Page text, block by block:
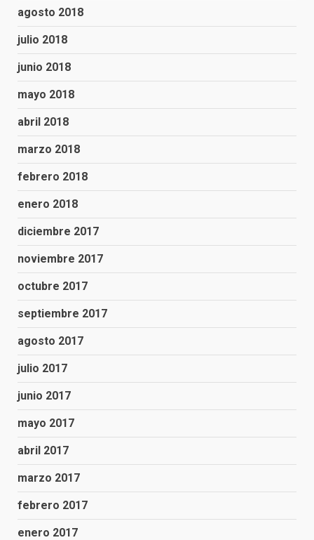
agosto 2018
julio 2018
junio 2018
mayo 2018
abril 2018
marzo 2018
febrero 2018
enero 2018
diciembre 2017
noviembre 2017
octubre 2017
septiembre 2017
agosto 2017
julio 2017
junio 2017
mayo 2017
abril 2017
marzo 2017
febrero 2017
enero 2017